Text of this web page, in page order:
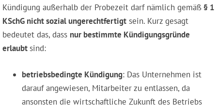
Kündigung außerhalb der Probezeit darf nämlich gemäß § 1
KSchG nicht sozial ungerechtfertigt sein. Kurz gesagt
bedeutet das, dass nur bestimmte Kündigungsgründe
erlaubtsind:
betriebsbedingte Kündigung: Das Unternehmen ist
darauf angewiesen, Mitarbeiter zu entlassen, da
ansonsten die wirtschaftliche Zukunft des Betriebs